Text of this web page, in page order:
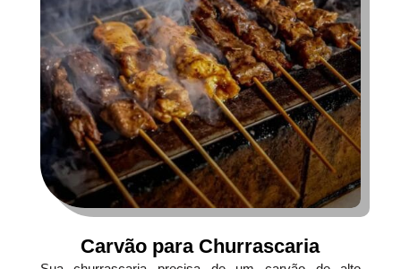
Carvão para Churrascaria